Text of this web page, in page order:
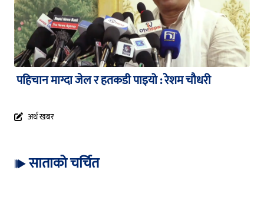
पहिचान माग्दा जेल र हतकडी पाइयो : रेशम चौधरी
अर्थ खबर
साताको चर्चित